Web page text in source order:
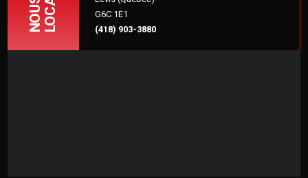
NOUS
G6C 1E1
(418) 903-3880